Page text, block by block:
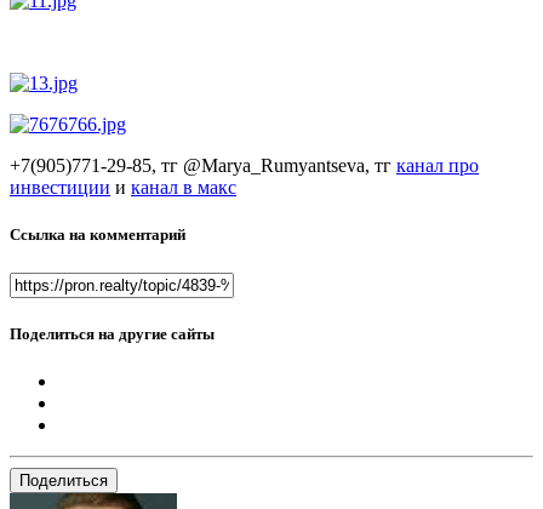
+7(905)771-29-85, тг @Marya_Rumyantseva, тг канал про
инвестиции и канал в макс
Ссылка на комментарий
Поделиться на другие сайты
Поделиться